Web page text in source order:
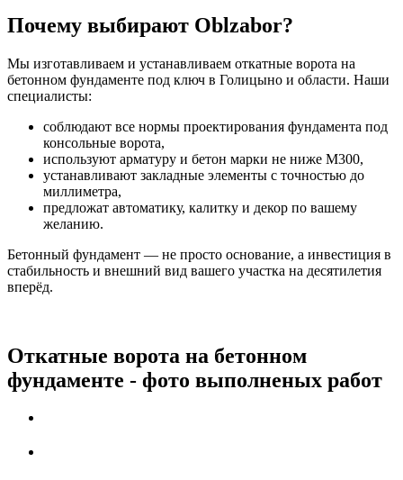
Почему выбирают Oblzabor?
Мы изготавливаем и устанавливаем откатные ворота на
бетонном фундаменте под ключ в Голицыно и области. Наши
специалисты:
соблюдают все нормы проектирования фундамента под
консольные ворота,
используют арматуру и бетон марки не ниже М300,
устанавливают закладные элементы с точностью до
миллиметра,
предложат автоматику, калитку и декор по вашему
желанию.
Бетонный фундамент — не просто основание, а инвестиция в
стабильность и внешний вид вашего участка на десятилетия
вперёд.
Откатные ворота на бетонном
фундаменте - фото выполненых работ